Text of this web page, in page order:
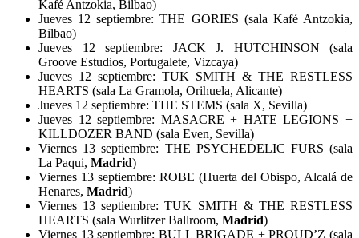
Kafé Antzokia, Bilbao)
Jueves 12 septiembre: THE GORIES (sala Kafé Antzokia,
Bilbao)
Jueves 12 septiembre: JACK J. HUTCHINSON (sala
Groove Estudios, Portugalete, Vizcaya)
Jueves 12 septiembre: TUK SMITH & THE RESTLESS
HEARTS (sala La Gramola, Orihuela, Alicante)
Jueves 12 septiembre: THE STEMS (sala X, Sevilla)
Jueves 12 septiembre: MASACRE + HATE LEGIONS +
KILLDOZER BAND (sala Even, Sevilla)
Viernes 13 septiembre: THE PSYCHEDELIC FURS (sala
La Paqui, Madrid)
Viernes 13 septiembre: ROBE (Huerta del Obispo, Alcalá de
Henares, Madrid)
Viernes 13 septiembre: TUK SMITH & THE RESTLESS
HEARTS (sala Wurlitzer Ballroom, Madrid)
Viernes 13 septiembre: BULL BRIGADE + PROUD’Z (sala